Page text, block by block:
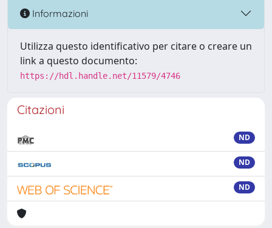
Informazioni
Utilizza questo identificativo per citare o creare un
link a questo documento:
https://hdl.handle.net/11579/4746
Citazioni
ND
ND
ND